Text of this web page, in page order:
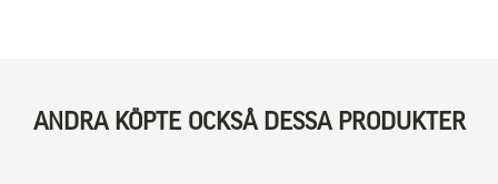
ANDRA KÖPTE OCKSÅ DESSA PRODUKTER